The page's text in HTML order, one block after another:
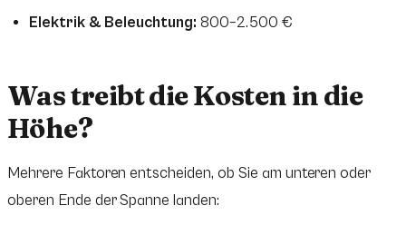
Elektrik & Beleuchtung: 800–2.500 €
Was treibt die Kosten in die
Höhe?
Mehrere Faktoren entscheiden, ob Sie am unteren oder
oberen Ende der Spanne landen: